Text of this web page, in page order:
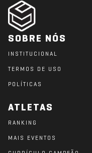
SOBRE NÓS
INSTITUCIONAL
TERMOS DE USO
POLÍTICAS
ATLETAS
RANKING
MAIS EVENTOS